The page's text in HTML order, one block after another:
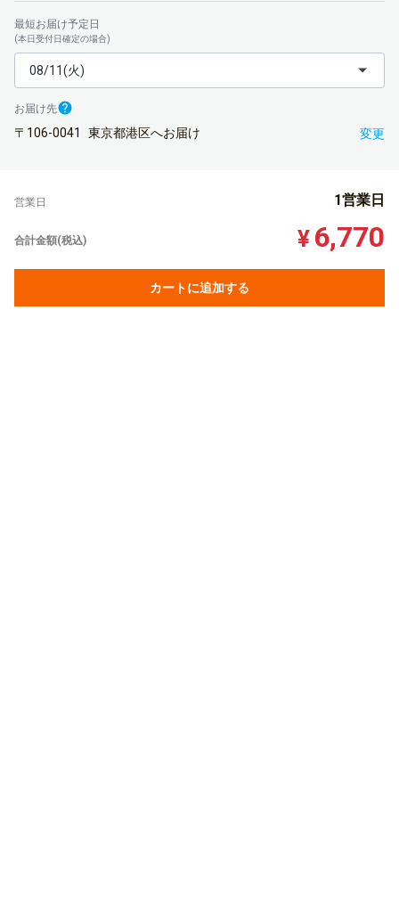
最短お届け予定日
(本日受付日確定の場合)
08/11(火)
お届け先
〒106-0041 東京都港区へお届け 変更
営業日 1営業日
合計金額(税込) ¥ 6,770
カートに追加する